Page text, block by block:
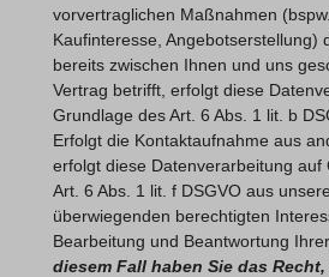
vorvertraglichen Maßnahmen
Kaufinteresse, Angebotserstellung)
bereits zwischen Ihnen und uns
Vertrag betrifft, erfolgt diese
Grundlage des Art. 6 Abs. 1 lit. b
Erfolgt die Kontaktaufnahme aus
erfolgt diese Datenverarbeitung auf
Art. 6 Abs. 1 lit. f DSGVO aus
überwiegenden berechtigten
Bearbeitung und Beantwortung
diesem Fall haben Sie das